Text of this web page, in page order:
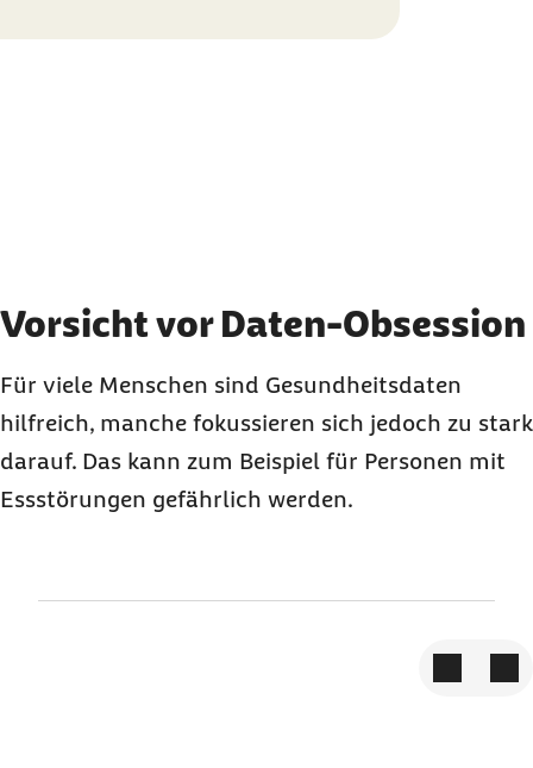
Element 3 von 3
Vorsicht vor Daten-Obsession
Für viele Menschen sind Gesundheitsdaten
hilfreich, manche fokussieren sich jedoch zu stark
darauf. Das kann zum Beispiel für Personen mit
Essstörungen gefährlich werden.